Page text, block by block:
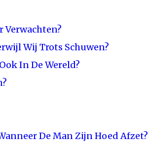
Verwachten?
Wij Trots Schuwen?
In De Wereld?
De Man Zijn Hoed Afzet?